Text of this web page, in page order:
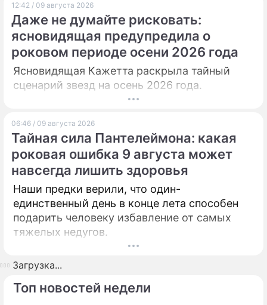
Топ новостей недели
12:42 / 09 августа 2026
Даже не думайте рисковать:
ясновидящая предупредила о
роковом периоде осени 2026 года
Ясновидящая Кажетта раскрыла тайный
сценарий звезд на осень 2026 года.
06:46 / 09 августа 2026
Тайная сила Пантелеймона: какая
роковая ошибка 9 августа может
навсегда лишить здоровья
Наши предки верили, что один-
единственный день в конце лета способен
подарить человеку избавление от самых
тяжелых недугов.
Загрузка...